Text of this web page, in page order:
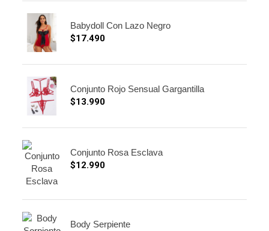
Babydoll Con Lazo Negro
$17.490
Conjunto Rojo Sensual Gargantilla
$13.990
Conjunto Rosa Esclava
$12.990
Body Serpiente